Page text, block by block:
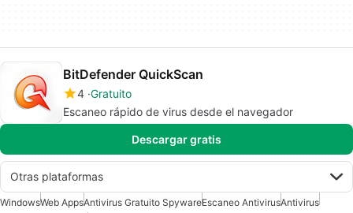
BitDefender QuickScan
4 Gratuito
Escaneo rápido de virus desde el navegador
Descargar gratis
Otras plataformas
WindowsWeb AppsAntivirus Gratuito SpywareEscaneo AntivirusAntivirus